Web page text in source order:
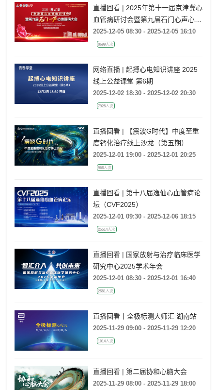
直播回看 | 2025年第十一届京津冀心
血管病研讨会暨第九届石门心声心血
管病大会
2025-12-05 08:30 - 2025-12-05 16:10
8699人次
网络直播 | 起搏心电知识讲座 2025
线上公益课堂 第6期
2025-12-02 18:30 - 2025-12-02 20:30
7928人次
直播回看 | 【震波G时代】中度至重
度钙化治疗线上沙龙（第五期）
2025-12-01 19:00 - 2025-12-01 20:25
968人次
直播回看 | 第十八届逸仙心血管病论
坛（CVF2025）
2025-12-01 09:30 - 2025-12-06 18:15
25514人次
直播回看 | 国家放射与治疗临床医学
研究中心2025学术年会
2025-12-01 08:30 - 2025-12-01 16:40
2581人次
直播回看丨全极标测大师汇 湖南站
2025-11-29 09:00 - 2025-11-29 12:20
1014人次
直播回看 | 第二届协和心脑大会
2025-11-29 08:00 - 2025-11-29 18:00